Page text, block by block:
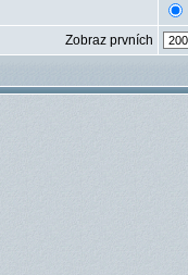
Zobraz prvních